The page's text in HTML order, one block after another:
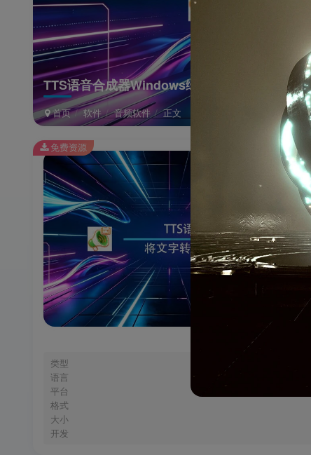
TTS语音合成器Windows绿色版
首页 软件 音频软件 正文
类型
语言
平台
格式
大小
开发
免费资源